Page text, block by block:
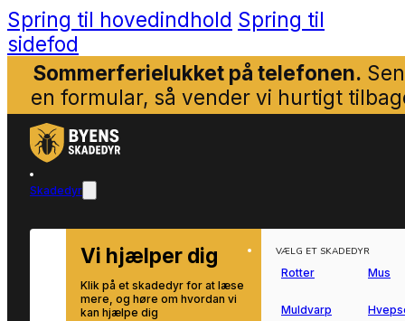
Spring til hovedindhold Spring til
sidefod
Sommerferielukket på telefonen.
en formular, så vender vi hurtigt
Skadedyr
Vi hjælper dig
Klik på et skadedyr for at læse
mere, og høre om hvordan vi
kan hjælpe dig
VÆLG ET SKADEDYR
Rotter Mus
Muldvarp